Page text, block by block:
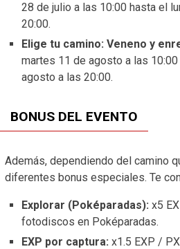
28 de julio a las 10:00 hasta el
20:00.
Elige tu camino: Veneno y
martes 11 de agosto a las
agosto a las 20:00.
BONUS DEL EVENTO
Además, dependiendo del camino
diferentes bonus especiales. Te
Explorar (Poképaradas): x5
fotodiscos en Poképaradas.
EXP por captura: x1.5 EXP /